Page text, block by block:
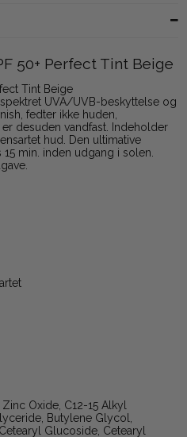
50+ Perfect Tint Beige
Tint Beige
UVA/UVB-beskyttelse og
fedter ikke huden,
desuden vandfast. Indeholder
hud. Den ultimative
min. inden udgang i solen.
Oxide, C12-15 Alkyl
Butylene Glycol,
Glucoside, Cetearyl